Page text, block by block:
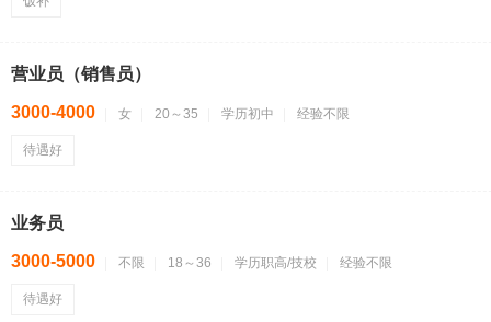
营业员（销售员）
3000-4000 女 20～35 学历初中 经验不限
待遇好
业务员
3000-5000 不限 18～36 学历职高/技校 经验不限
待遇好